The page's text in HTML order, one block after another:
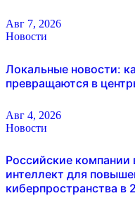
Авг 7, 2026
Новости
Локальные новости:
превращаются в
Авг 4, 2026
Новости
Российские компании
интеллект для
киберпространства в